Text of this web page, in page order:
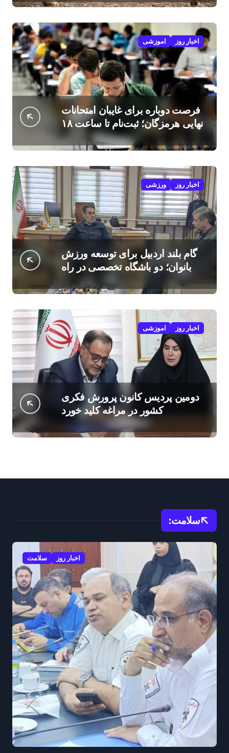
اخبار روز اموزشی
فرصت دوباره برای غایبان امتحانات
نهایی هرمزگان؛ ثبت‌نام تا ساعت ۱۸
امروز
اخبار روز ورزشی
گام بلند اردبیل برای توسعه ورزش
بانوان؛ دو باشگاه تخصصی در راه
است
اخبار روز اموزشی
دومین پردیس کانون پرورش فکری
کشور در مراغه کلید خورد
سلامت:
اخبار روز سلامت